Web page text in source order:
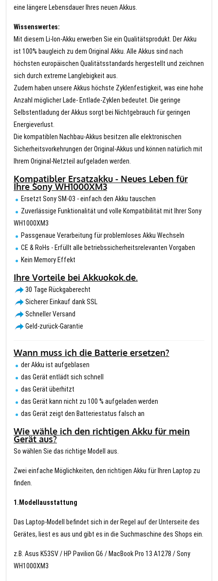
eine längere Lebensdauer Ihres neuen Akkus.
Wissenswertes:
Mit diesem Li-Ion-Akku erwerben Sie ein Qualitätsprodukt. Der Akku
ist 100% baugleich zu dem Original Akku. Alle Akkus sind nach
höchsten europäischen Qualitätsstandards hergestellt und zeichnen
sich durch extreme Langlebigkeit aus.
Zudem haben unsere Akkus höchste Zyklenfestigkeit, was eine hohe
Anzahl möglicher Lade- Entlade-Zyklen bedeutet. Die geringe
Selbstentladung der Akkus sorgt bei Nichtgebrauch für geringen
Energieverlust.
Die kompatiblen Nachbau-Akkus besitzen alle elektronischen
Sicherheitsvorkehrungen der Original-Akkus und können natürlich mit
Ihrem Original-Netzteil aufgeladen werden.
Kompatibler Ersatzakku - Neues Leben für
Ihre Sony WH1000XM3
Ersetzt Sony SM-03 - einfach den Akku tauschen
Zuverlässige Funktionalität und volle Kompatibilität mit Ihrer Sony
WH1000XM3
Passgenaue Verarbeitung für problemloses Akku Wechseln
CE & RoHs - Erfüllt alle betriebssicherheitsrelevanten Vorgaben
Kein Memory Effekt
Ihre Vorteile bei Akkuokok.de.
30 Tage Rückgaberecht
Sicherer Einkauf dank SSL
Schneller Versand
Geld-zurück-Garantie
Wann muss ich die Batterie ersetzen?
der Akku ist aufgeblasen
das Gerät entlädt sich schnell
das Gerät überhitzt
das Gerät kann nicht zu 100 % aufgeladen werden
das Gerät zeigt den Batteriestatus falsch an
Wie wähle ich den richtigen Akku für mein
Gerät aus?
So wählen Sie das richtige Modell aus.
Zwei einfache Möglichkeiten, den richtigen Akku für Ihren Laptop zu
finden.
1.Modellausstattung
Das Laptop-Modell befindet sich in der Regel auf der Unterseite des
Gerätes, liest es aus und gibt es in die Suchmaschine des Shops ein.
z.B. Asus K53SV / HP Pavilion G6 / MacBook Pro 13 A1278 / Sony
WH1000XM3